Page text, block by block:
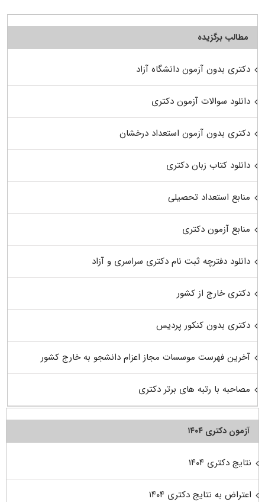
مطالب برگزیده
دکتری بدون آزمون دانشگاه آزاد
دانلود سوالات آزمون دکتری
دکتری بدون آزمون استعداد درخشان
دانلود کتاب زبان دکتری
منابع استعداد تحصیلی
منابع آزمون دکتری
دانلود دفترچه ثبت نام دکتری سراسری و آزاد
دکتری خارج از کشور
دکتری بدون کنکور پردیس
آخرین فهرست موسسات مجاز اعزام دانشجو به خارج کشور
مصاحبه با رتبه های برتر دکتری
آزمون دکتری ۱۴۰۴
نتایج دکتری ۱۴۰۴
اعتراض به نتایج دکتری ۱۴۰۴